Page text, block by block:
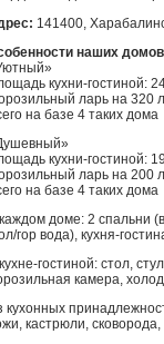
141400,
наших домов
кухни-гостиной:
ларь на 320
на базе 4 таких дома
кухни-гостиной:
ларь на 200
на базе 4 таких дома
доме: 2 спальни
гор вода), кухня-
гостиной: стол,
камера,
кухонных
кастрюли, сковорода,